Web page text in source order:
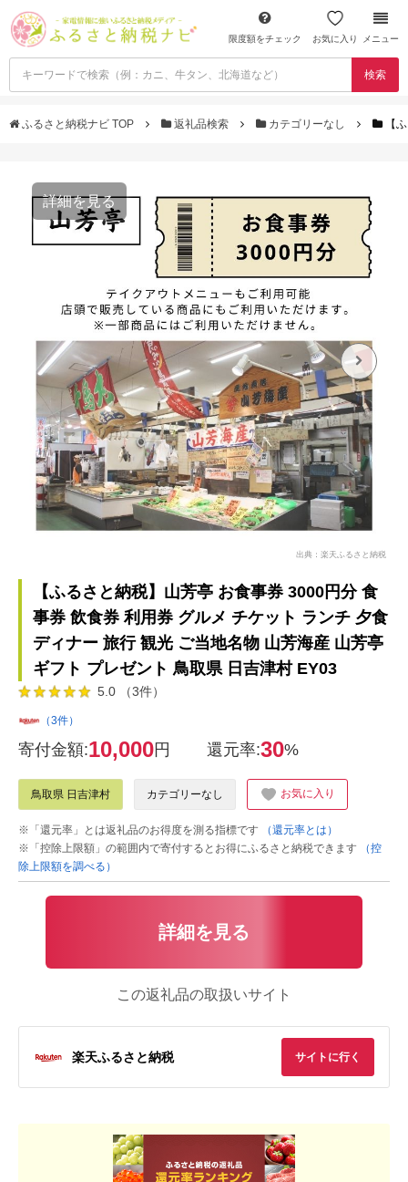
限度額をチェック お気に入り メニュー
検索
ふるさと納税ナビ TOP 返礼品検索 カテゴリーなし 【
詳細を見る
出典：楽天ふるさと納税
【ふるさと納税】山芳亭 お食事券 3000円分 食
事券 飲食券 利用券 グルメ チケット ランチ 夕食
ディナー 旅行 観光 ご当地名物 山芳海産 山芳亭
ギフト プレゼント 鳥取県 日吉津村 EY03
5.0 （3件）
（3件）
寄付金額:10,000円 還元率:30%
鳥取県 日吉津村 カテゴリーなし お気に入り
※「還元率」とは返礼品のお得度を測る指標です
（還元率とは）
※「控除上限額」の範囲内で寄付するとお得にふるさと納税できます
（控
除上限額を調べる）
詳細を見る
この返礼品の取扱いサイト
楽天ふるさと納税 サイトに行く